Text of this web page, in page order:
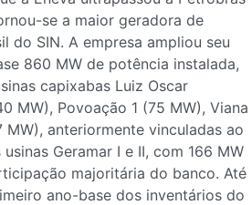
se a maior geradora de
do SIN. A empresa ampliou seu
860 MW de potência instalada,
capixabas Luiz Oscar
MW), Povoação 1 (75 MW), Viana
MW), anteriormente vinculadas ao
Geramar I e II, com 166 MW
majoritária do banco. Até
ano-base dos inventários do